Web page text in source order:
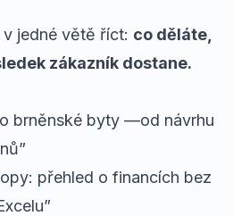
jedné větě říct: co děláte,
zákazník dostane.
brněnské byty —od návrhu
přehled o financích bez